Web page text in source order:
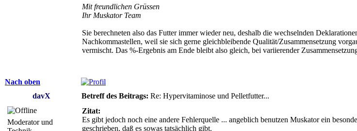
Mit freundlichen Grüssen
Ihr Muskator Team
Sie berechneten also das Futter immer wieder neu, deshalb die wechselnden
Nachkommastellen, weil sie sich gerne gleichbleibende Qualität/Zusammensetzung
vermischt. Das %-Ergebnis am Ende bleibt also gleich, bei variierender
Nach oben
davX
Betreff des Beitrags: Re: Hypervitaminose und Pelletfutter...
Moderator und
Zitat:
Es gibt jedoch noch eine andere Fehlerquelle ... angeblich benutzen Muskator ein
geschrieben, daß es sowas tatsächlich gibt.